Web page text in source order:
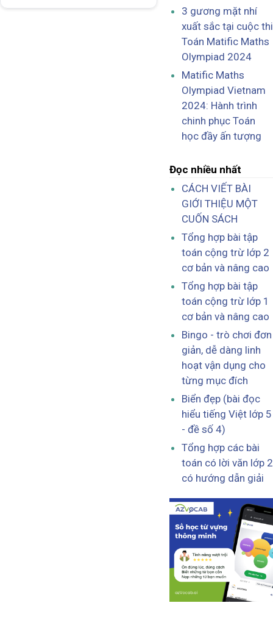
3 gương mặt nhí
xuất sắc tại cuộc thi
Toán Matific Maths
Olympiad 2024
Matific Maths
Olympiad Vietnam
2024: Hành trình
chinh phục Toán
học đầy ấn tượng
Đọc nhiều nhất
CÁCH VIẾT BÀI
GIỚI THIỆU MỘT
CUỐN SÁCH
Tổng hợp bài tập
toán cộng trừ lớp 2
cơ bản và nâng cao
Tổng hợp bài tập
toán cộng trừ lớp 1
cơ bản và nâng cao
Bingo - trò chơi đơn
giản, dễ dàng linh
hoạt vận dụng cho
từng mục đích
Biển đẹp (bài đọc
hiểu tiếng Việt lớp 5
- đề số 4)
Tổng hợp các bài
toán có lời văn lớp 2
có hướng dẫn giải